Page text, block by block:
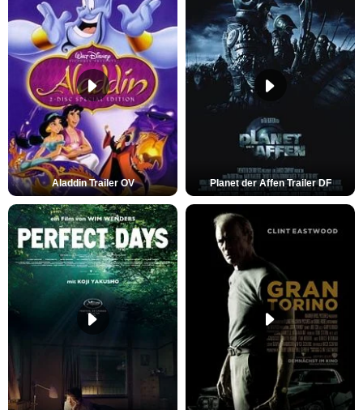
Aladdin Trailer OV Planet der Affen Trailer DF